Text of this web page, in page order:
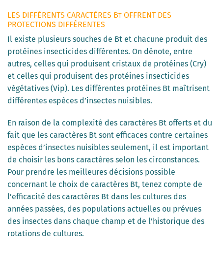
LES DIFFÉRENTS CARACTÈRES BT OFFRENT DES
PROTECTIONS DIFFÉRENTES
Il existe plusieurs souches de Bt et chacune produit des
protéines insecticides différentes. On dénote, entre
autres, celles qui produisent cristaux de protéines (Cry)
et celles qui produisent des protéines insecticides
végétatives (Vip). Les différentes protéines Bt maîtrisent
différentes espèces d’insectes nuisibles.
En raison de la complexité des caractères Bt offerts et du
fait que les caractères Bt sont efficaces contre certaines
espèces d’insectes nuisibles seulement, il est important
de choisir les bons caractères selon les circonstances.
Pour prendre les meilleures décisions possible
concernant le choix de caractères Bt, tenez compte de
l’efficacité des caractères Bt dans les cultures des
années passées, des populations actuelles ou prévues
des insectes dans chaque champ et de l’historique des
rotations de cultures.